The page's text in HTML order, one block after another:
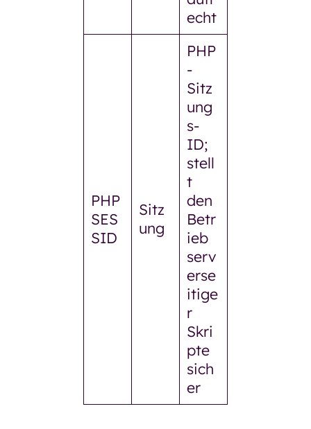
echt
PHP
SES
SID
Sitz
ung
PHP
-
Sitz
ung
s-
ID;
stell
t
den
Betr
ieb
serv
erse
itige
r
Skri
pte
sich
er